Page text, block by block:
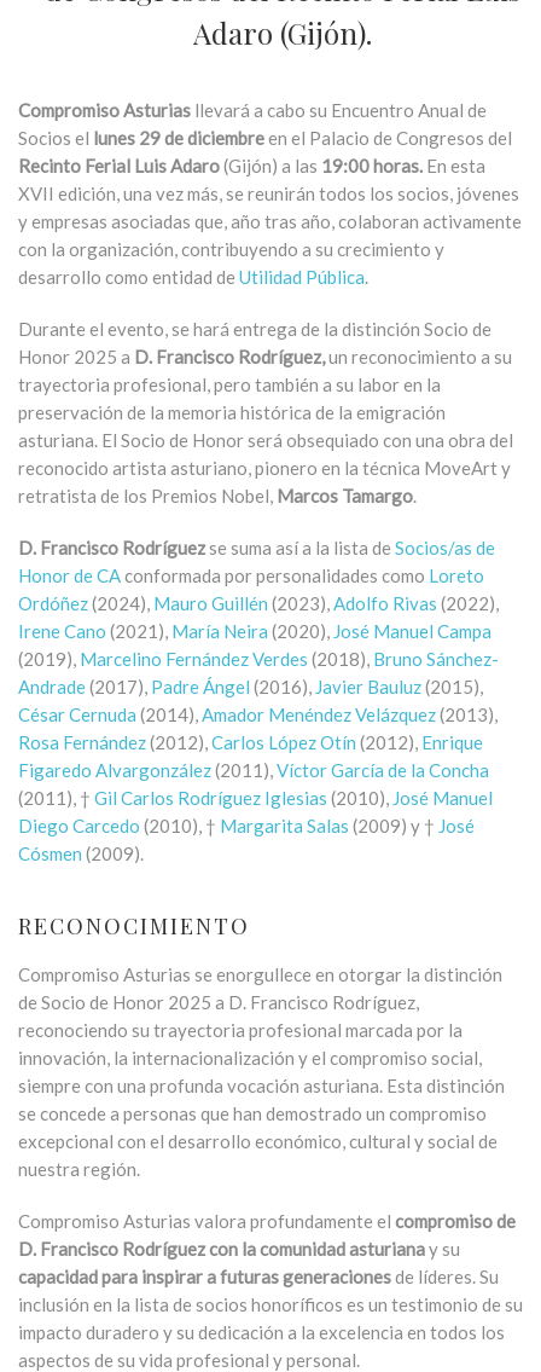
Adaro (Gijón).
Compromiso Asturias llevará a cabo su Encuentro Anual de
Socios el lunes 29 de diciembreen el Palacio de Congresos del
Recinto Ferial Luis Adaro(Gijón) a las 19:00 horas. En esta
XVII edición, una vez más, se reunirán todos los socios, jóvenes
y empresas asociadas que, año tras año, colaboran activamente
con la organización, contribuyendo a su crecimiento y
desarrollo como entidad de Utilidad Pública.
Durante el evento, se hará entrega de la distinción Socio de
Honor 2025 a D. Francisco Rodríguez,un reconocimiento a su
trayectoria profesional, pero también a su labor en la
preservación de la memoria histórica de la emigración
asturiana. El Socio de Honor será obsequiado con una obra del
reconocido artista asturiano, pionero en la técnica MoveArt y
retratista de los Premios Nobel, Marcos Tamargo.
D. Francisco Rodríguezse suma así a la lista de Socios/as de
Honor de CAconformada por personalidades como Loreto
Ordóñez(2024), Mauro Guillén (2023),Adolfo Rivas (2022),
Irene Cano (2021), María Neira (2020), José Manuel Campa
(2019), Marcelino Fernández Verdes (2018), Bruno Sánchez-
Andrade(2017), Padre Ángel (2016), Javier Bauluz(2015),
César Cernuda (2014),Amador Menéndez Velázquez(2013),
Rosa Fernández(2012),Carlos López Otín (2012), Enrique
Figaredo Alvargonzález(2011),Víctor García de la Concha
(2011), † Gil Carlos Rodríguez Iglesias (2010), José Manuel
Diego Carcedo (2010), † Margarita Salas (2009) y † José
Cósmen (2009).
RECONOCIMIENTO
Compromiso Asturias se enorgullece en otorgar la distinción
de Socio de Honor 2025 a D. Francisco Rodríguez,
reconociendo su trayectoria profesional marcada por la
innovación, la internacionalización y el compromiso social,
siempre con una profunda vocación asturiana. Esta distinción
se concede a personas que han demostrado un compromiso
excepcional con el desarrollo económico, cultural y social de
nuestra región.
Compromiso Asturias valora profundamente el compromiso de
D. Francisco Rodríguez con la comunidad asturianay su
capacidad para inspirar a futuras generacionesde líderes. Su
inclusión en la lista de socios honoríficos es un testimonio de su
impacto duradero y su dedicación a la excelencia en todos los
aspectos de su vida profesional y personal.